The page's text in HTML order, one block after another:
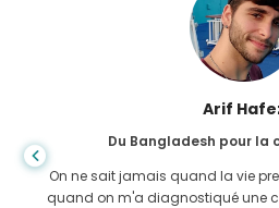
Arif
Du Bangladesh pour la
On ne sait jamais quand la vie
quand on m'a diagnostiqué une